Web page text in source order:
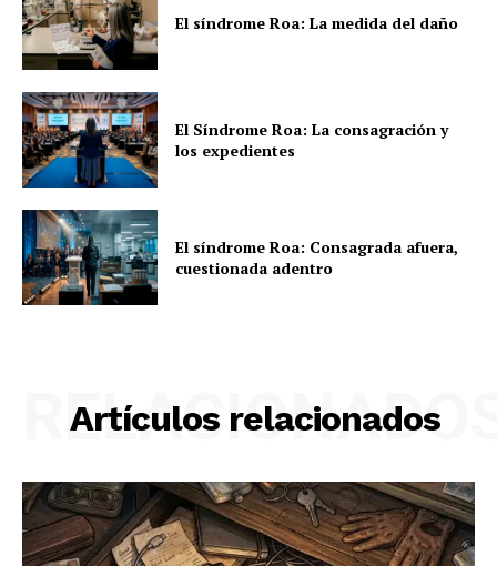
El síndrome Roa: La medida del daño
El Síndrome Roa: La consagración y
los expedientes
El síndrome Roa: Consagrada afuera,
cuestionada adentro
Artículos relacionados